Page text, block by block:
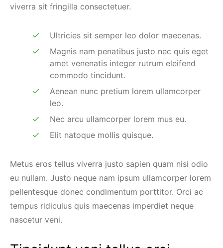
viverra sit fringilla consectetuer.
Ultricies sit semper leo dolor maecenas.
Magnis nam penatibus justo nec quis eget
amet venenatis integer rutrum eleifend
commodo tincidunt.
Aenean nunc pretium lorem ullamcorper
leo.
Nec arcu ullamcorper lorem mus eu.
Elit natoque mollis quisque.
Metus eros tellus viverra justo sapien quam nisi odio
eu nullam. Justo neque nam ipsum ullamcorper lorem
pellentesque donec condimentum porttitor. Orci ac
tempus ridiculus quis maecenas imperdiet neque
nascetur veni.